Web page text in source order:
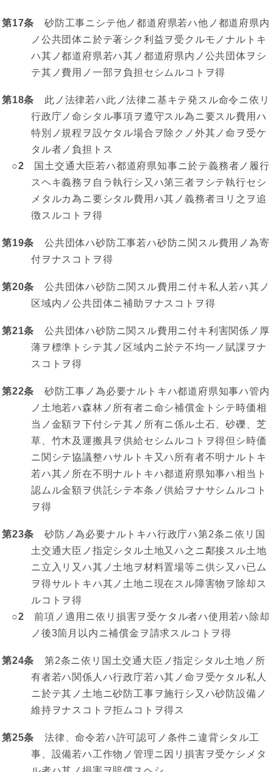
第17条 砂防工事ニシテ他ノ都道府県若ハ他ノ都道府県内
ノ公共団体ニ於テ著シク利益ヲ受クルモノナルトキ
ハ其ノ都道府県若ハ其ノ都道府県内ノ公共団体ヲシ
テ其ノ費用ノ一部ヲ負担セシムルコトヲ得
第18条 此ノ法律若ハ此ノ法律ニ基キテ発スル命令ニ依リ
行政庁ノ命シタル事項ヲ遵守スル為ニ要スル費用ハ
特別ノ規程ヲ設ケタル場合ヲ除クノ外其ノ命ヲ受ケ
タル者ノ負担トス
○2 国土交通大臣若ハ都道府県知事ニ於テ義務者ノ履行
スヘキ義務ヲ自ラ執行シ又ハ第三者ヲシテ執行セシ
メタルカ為ニ要シタル費用ハ其ノ義務者ヨリ之ヲ追
徴スルコトヲ得
第19条 公共団体ハ砂防工事若ハ砂防ニ関スル費用ノ為寄
付ヲナスコトヲ得
第20条 公共団体ハ砂防ニ関スル費用ニ付キ私人若ハ其ノ
区域内ノ公共団体ニ補助ヲナスコトヲ得
第21条 公共団体ハ砂防ニ関スル費用ニ付キ利害関係ノ厚
薄ヲ標準トシテ其ノ区域内ニ於テ不均一ノ賦課ヲナ
スコトヲ得
第22条 砂防工事ノ為必要ナルトキハ都道府県知事ハ管内
ノ土地若ハ森林ノ所有者ニ命シ補償金トシテ時価相
当ノ金額ヲ下付シテ其ノ所有ニ係ル土石、砂礫、芝
草、竹木及運搬具ヲ供給セシムルコトヲ得但シ時価
ニ関シテ協議整ハサルトキ又ハ所有者不明ナルトキ
若ハ其ノ所在不明ナルトキハ都道府県知事ハ相当ト
認ムル金額ヲ供託シテ本条ノ供給ヲナサシムルコト
ヲ得
第23条 砂防ノ為必要ナルトキハ行政庁ハ第2条ニ依リ国
土交通大臣ノ指定シタル土地又ハ之ニ鄰接スル土地
ニ立入リ又ハ其ノ土地ヲ材料置場等ニ供シ又ハ已ム
ヲ得サルトキハ其ノ土地ニ現在スル障害物ヲ除却ス
ルコトヲ得
○2 前項ノ適用ニ依リ損害ヲ受ケタル者ハ使用若ハ除却
ノ後3箇月以内ニ補償金ヲ請求スルコトヲ得
第24条 第2条ニ依リ国土交通大臣ノ指定シタル土地ノ所
有者若ハ関係人ハ行政庁若ハ其ノ命ヲ受ケタル私人
ニ於テ其ノ土地ニ砂防工事ヲ施行シ又ハ砂防設備ノ
維持ヲナスコトヲ拒ムコトヲ得ス
第25条 法律、命令若ハ許可認可ノ条件ニ違背シタル工
事、設備若ハ工作物ノ管理ニ因リ損害ヲ受ケシメタ